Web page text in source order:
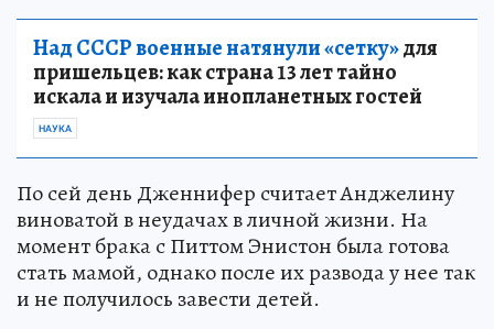
Над СССР военные натянули «сетку»для
пришельцев: как страна 13 лет тайно
искала и изучала инопланетных гостей
НАУКА
По сей день Дженнифер считает Анджелину
виноватой в неудачах в личной жизни. На
момент брака с Питтом Энистон была готова
стать мамой, однако после их развода у нее так
и не получилось завести детей.